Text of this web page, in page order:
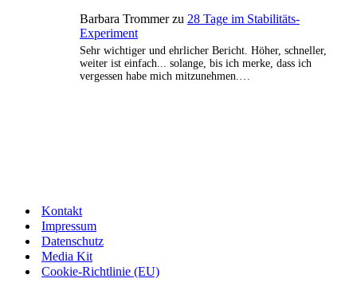
Barbara Trommerzu 28 Tage im Stabilitäts-
Experiment
Sehr wichtiger und ehrlicher Bericht. Höher, schneller,
weiter ist einfach... solange, bis ich merke, dass ich
vergessen habe mich mitzunehmen.…
Kontakt
Impressum
Datenschutz
Media Kit
Cookie-Richtlinie (EU)